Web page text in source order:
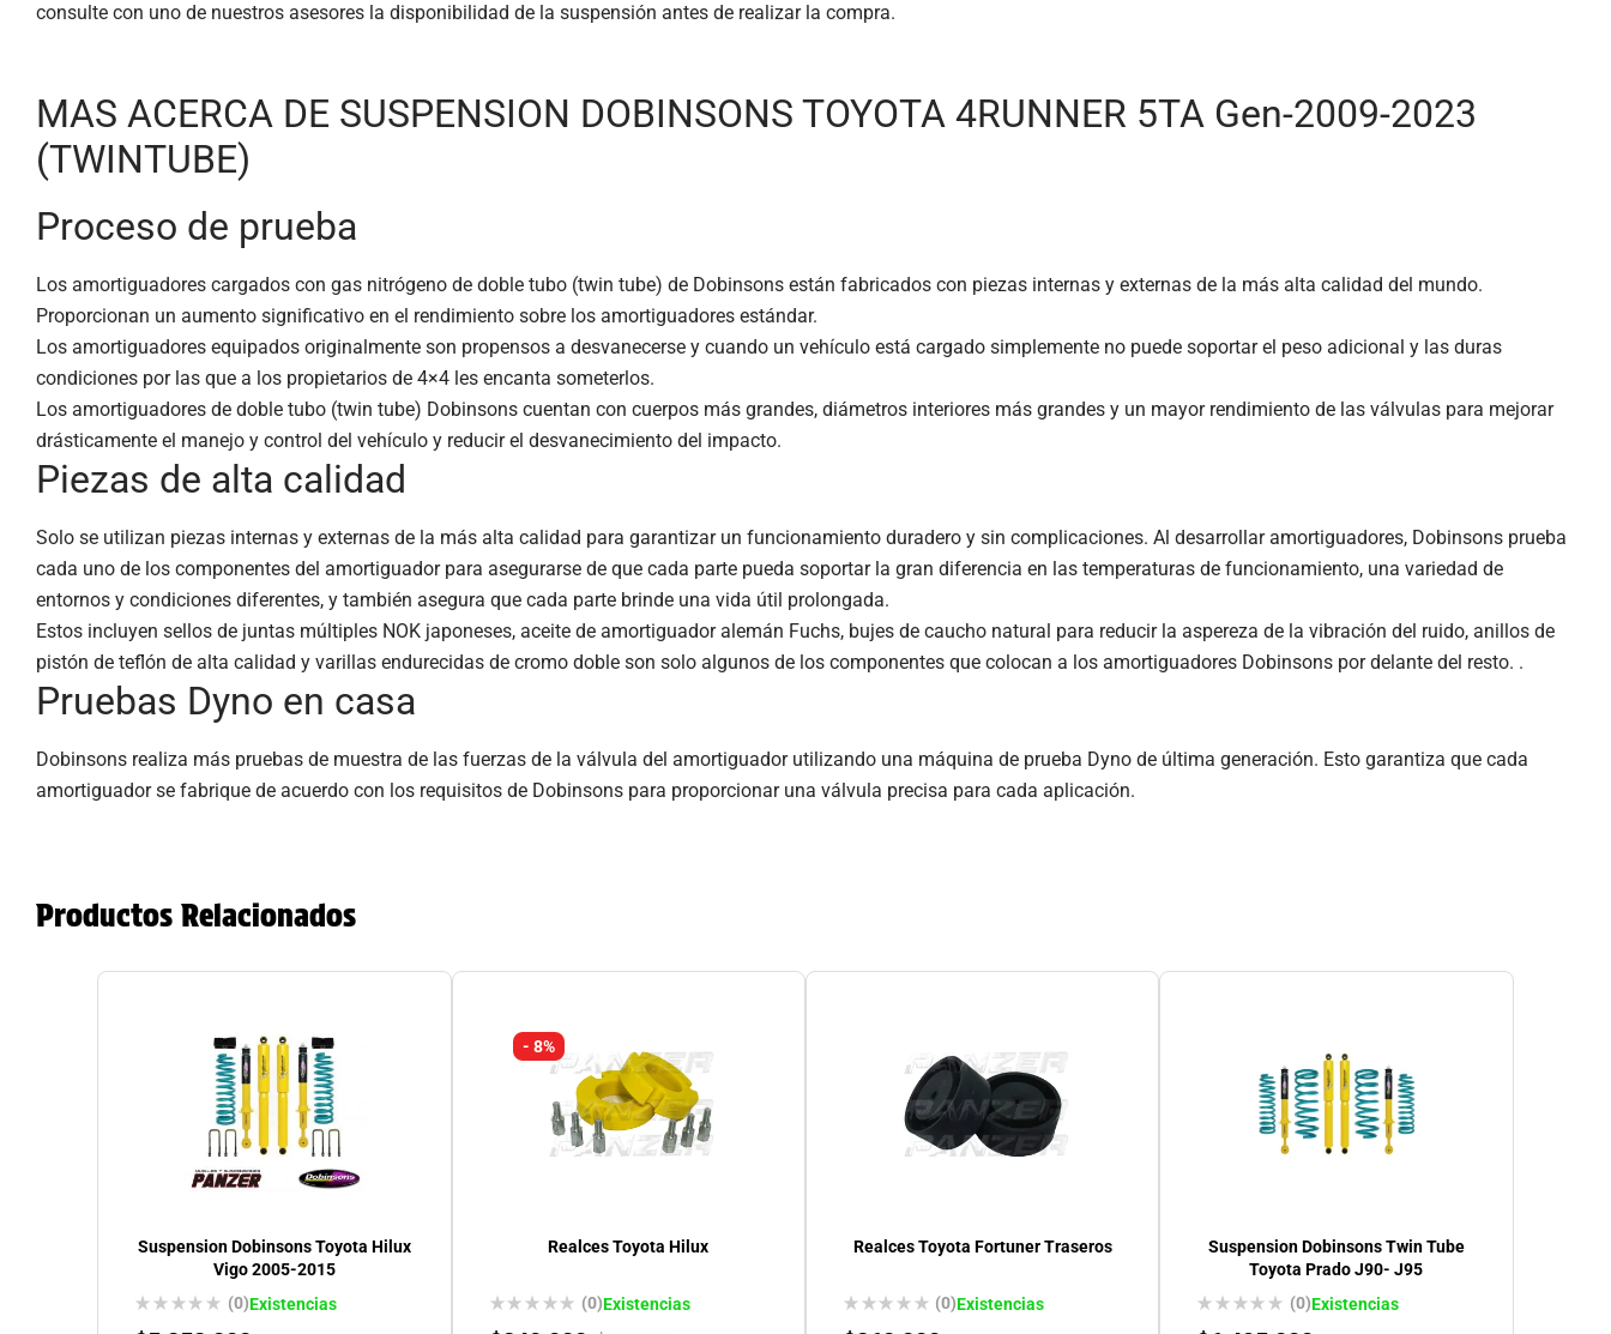
consulte con uno de nuestros asesores la disponibilidad de la suspensión antes de realizar la compra.
MAS ACERCA DE SUSPENSION DOBINSONS TOYOTA 4RUNNER 5TA Gen-2009-2023
(TWINTUBE)
Proceso de prueba
Los amortiguadores cargados con gas nitrógeno de doble tubo (twin tube) de Dobinsons están fabricados con piezas internas y externas de la más alta calidad del mundo.
Proporcionan un aumento significativo en el rendimiento sobre los amortiguadores estándar.
Los amortiguadores equipados originalmente son propensos a desvanecerse y cuando un vehículo está cargado simplemente no puede soportar el peso adicional y las duras
condiciones por las que a los propietarios de 4×4 les encanta someterlos.
Los amortiguadores de doble tubo (twin tube) Dobinsons cuentan con cuerpos más grandes, diámetros interiores más grandes y un mayor rendimiento de las válvulas para mejorar
drásticamente el manejo y control del vehículo y reducir el desvanecimiento del impacto.
Piezas de alta calidad
Solo se utilizan piezas internas y externas de la más alta calidad para garantizar un funcionamiento duradero y sin complicaciones. Al desarrollar amortiguadores, Dobinsons prueba
cada uno de los componentes del amortiguador para asegurarse de que cada parte pueda soportar la gran diferencia en las temperaturas de funcionamiento, una variedad de
entornos y condiciones diferentes, y también asegura que cada parte brinde una vida útil prolongada.
Estos incluyen sellos de juntas múltiples NOK japoneses, aceite de amortiguador alemán Fuchs, bujes de caucho natural para reducir la aspereza de la vibración del ruido, anillos de
pistón de teflón de alta calidad y varillas endurecidas de cromo doble son solo algunos de los componentes que colocan a los amortiguadores Dobinsons por delante del resto. .
Pruebas Dyno en casa
Dobinsons realiza más pruebas de muestra de las fuerzas de la válvula del amortiguador utilizando una máquina de prueba Dyno de última generación. Esto garantiza que cada
amortiguador se fabrique de acuerdo con los requisitos de Dobinsons para proporcionar una válvula precisa para cada aplicación.
Productos Relacionados
Suspension Dobinsons Toyota Hilux
Vigo 2005-2015
(0)Existencias
- 8%
Realces Toyota Hilux
(0)Existencias
Realces Toyota Fortuner Traseros
(0)Existencias
Suspension Dobinsons Twin Tube
Toyota Prado J90- J95
(0)Existencias